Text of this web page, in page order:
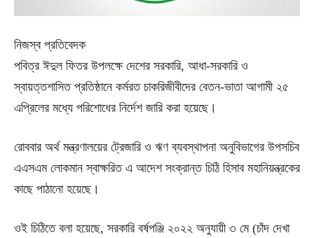
নিজস্ব প্রতিবেদক
পবিত্র ঈদুল ফিতর উপলক্ষে দেশের সরকারি, আধা-সরকারি ও
স্বায়ত্তশাসিত প্রতিষ্ঠানে কর্মরত চাকরিজীবীদের বেতন-ভাতা আগামী ২৫
এপ্রিলের মধ্যে পরিশোধের নির্দেশ জারি করা হয়েছে।
রোববার অর্থ মন্ত্রণালয়ের ট্রেজারি ও ঋণ ব্যবস্থাপনা অনুবিভাগের উপসচিব
এএসএম লোকমান স্বাক্ষরিত এ আদেশ সংক্রান্ত চিঠি হিসাব মহানিয়ন্ত্রকের
কাছে পাঠানো হয়েছে।
ওই চিঠিতে বলা হয়েছে, সরকারি বর্ষপঞ্জি ২০২২ অনুযায়ী ৩ মে (চাঁদ দেখা